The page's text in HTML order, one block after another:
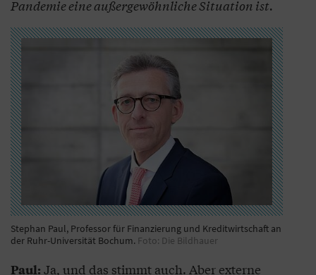
Pandemie eine außergewöhnliche Situation ist.
Stephan Paul, Professor für Finanzierung und Kreditwirtschaft an
der Ruhr-Universität Bochum. Foto: Die Bildhauer
Paul: Ja, und das stimmt auch. Aber externe